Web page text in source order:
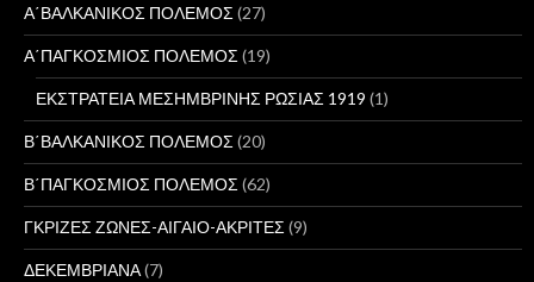
Α΄ΒΑΛΚΑΝΙΚΟΣ ΠΟΛΕΜΟΣ (27)
Α΄ΠΑΓΚΟΣΜΙΟΣ ΠΟΛΕΜΟΣ (19)
ΕΚΣΤΡΑΤΕΙΑ ΜΕΣΗΜΒΡΙΝΗΣ ΡΩΣΙΑΣ 1919 (1)
Β΄ΒΑΛΚΑΝΙΚΟΣ ΠΟΛΕΜΟΣ (20)
Β΄ΠΑΓΚΟΣΜΙΟΣ ΠΟΛΕΜΟΣ (62)
ΓΚΡΙΖΕΣ ΖΩΝΕΣ-ΑΙΓΑΙΟ-ΑΚΡΙΤΕΣ (9)
ΔΕΚΕΜΒΡΙΑΝΑ(7)